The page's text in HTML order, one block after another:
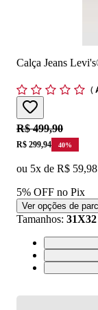
Calça Jeans
(
Original price:
R$ 499,90
Price:
R$ 299,94 40%
ou 5x de R$ 59,98
5% OFF no Pix
Ver opções de
Tamanhos:
24X32
33X32
32X30